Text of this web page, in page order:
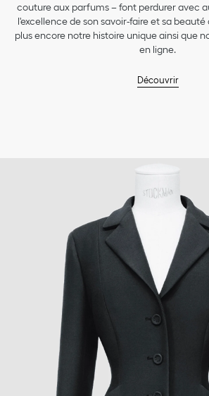
couture aux parfums – font perdurer avec
l'excellence de son savoir-faire et sa
plus encore notre histoire unique ainsi que
en ligne.
Découvrir